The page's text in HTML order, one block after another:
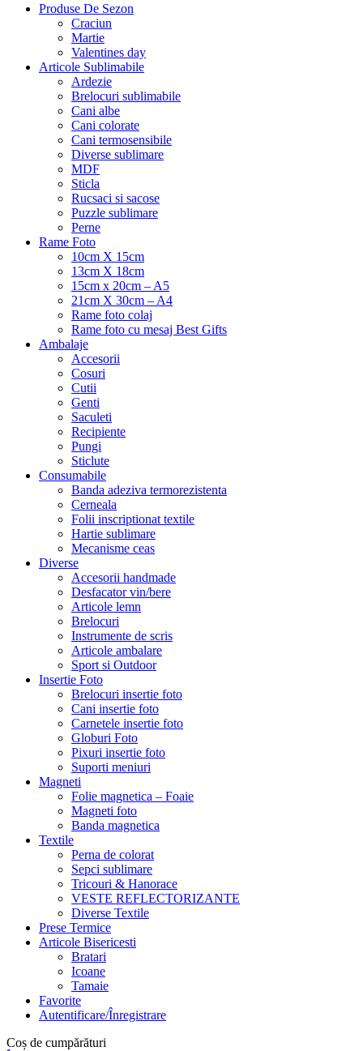
Produse De Sezon
Craciun
Martie
Valentines day
Articole Sublimabile
Ardezie
Brelocuri sublimabile
Cani albe
Cani colorate
Cani termosensibile
Diverse sublimare
MDF
Sticla
Rucsaci si sacose
Puzzle sublimare
Perne
Rame Foto
10cm X 15cm
13cm X 18cm
15cm x 20cm – A5
21cm X 30cm – A4
Rame foto colaj
Rame foto cu mesaj Best Gifts
Ambalaje
Accesorii
Cosuri
Cutii
Genti
Saculeti
Recipiente
Pungi
Sticlute
Consumabile
Banda adeziva termorezistenta
Cerneala
Folii inscriptionat textile
Hartie sublimare
Mecanisme ceas
Diverse
Accesorii handmade
Desfacator vin/bere
Articole lemn
Brelocuri
Instrumente de scris
Articole ambalare
Sport si Outdoor
Insertie Foto
Brelocuri insertie foto
Cani insertie foto
Carnetele insertie foto
Globuri Foto
Pixuri insertie foto
Suporti meniuri
Magneti
Folie magnetica – Foaie
Magneti foto
Banda magnetica
Textile
Perna de colorat
Sepci sublimare
Tricouri & Hanorace
VESTE REFLECTORIZANTE
Diverse Textile
Prese Termice
Articole Bisericesti
Bratari
Icoane
Tamaie
Favorite
Autentificare/Înregistrare
Coș de cumpărături